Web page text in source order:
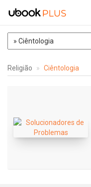
Religião Ciêntologia